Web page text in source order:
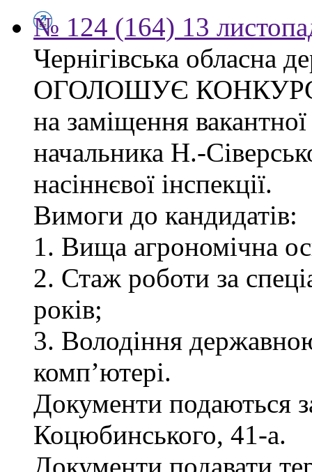
№ 124 (164) 13
Чернігівська обласна
ОГОЛОШУЄ
на заміщення
начальника Н.-
насіннєвої інспекції.
Вимоги до кандидатів:
1. Вища агрономічна
2. Стаж роботи за
років;
3. Володіння
комп’ютері.
Документи подаються
Коцюбинського, 41-а.
Документи подавати